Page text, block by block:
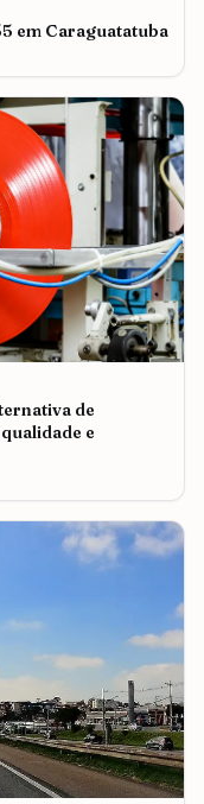
em Caraguatatuba
de
e